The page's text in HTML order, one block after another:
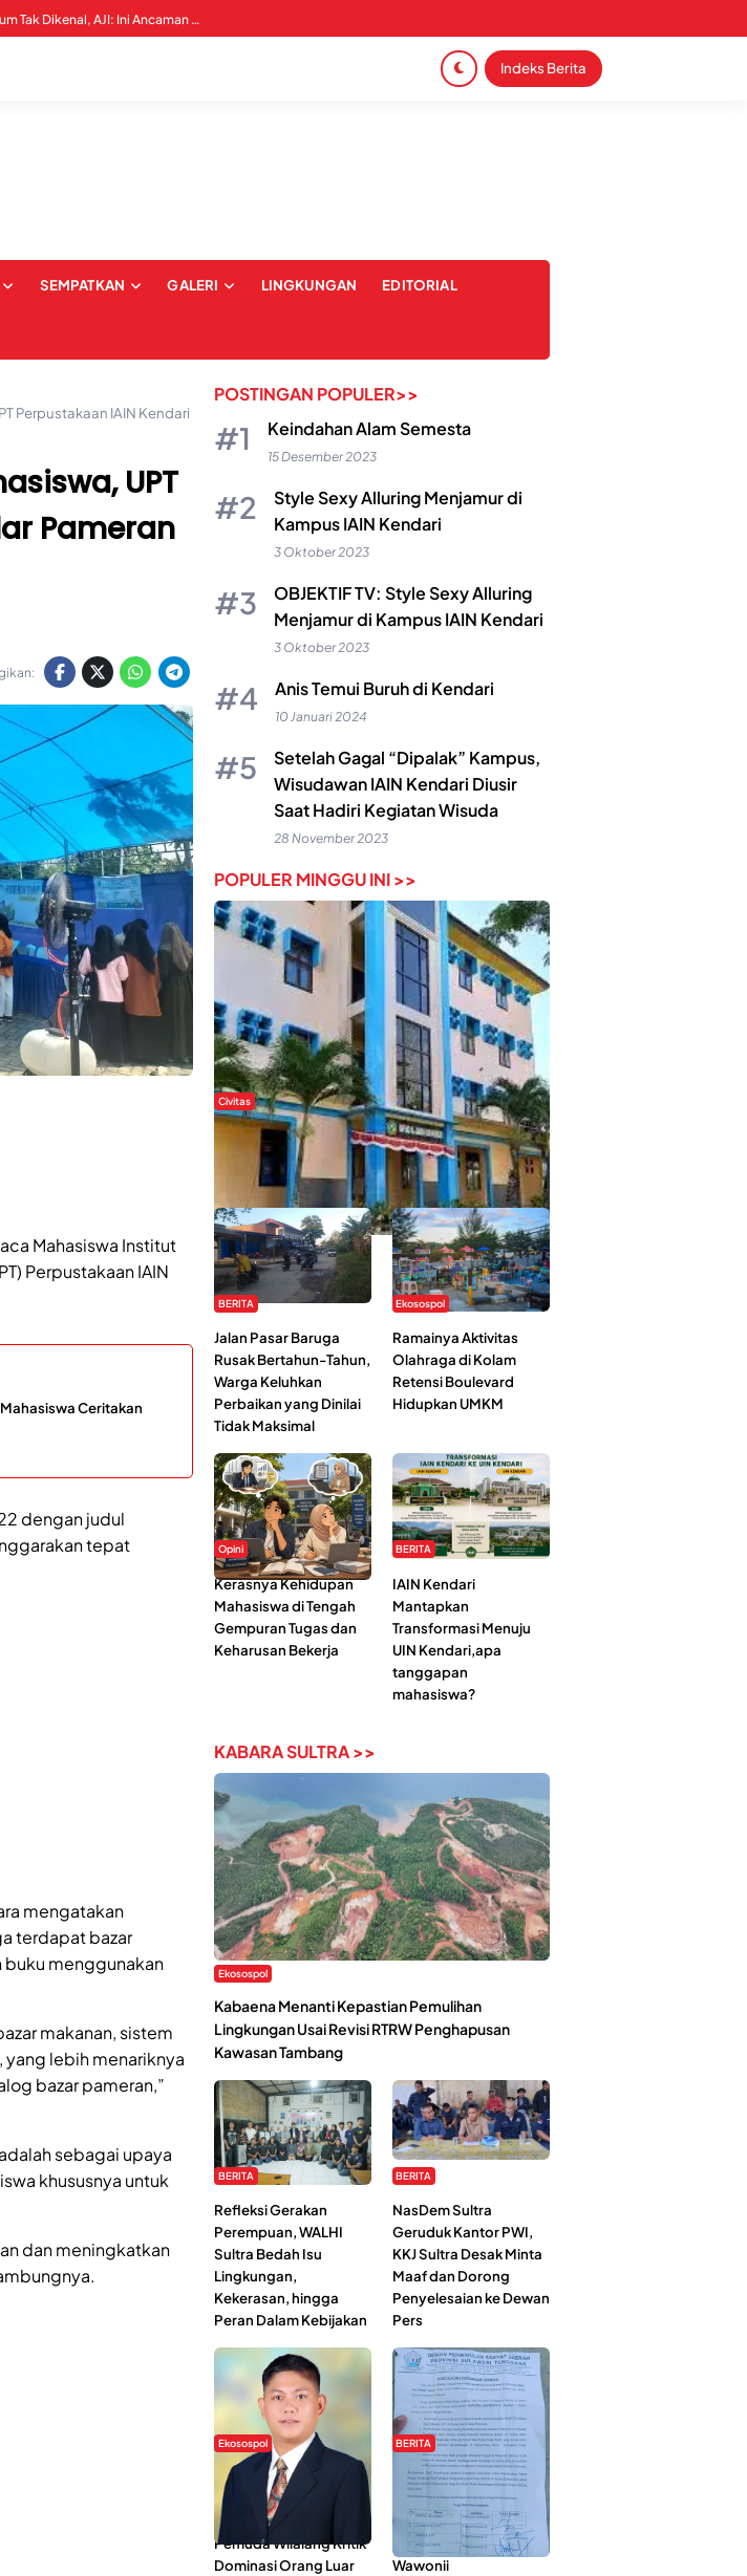
Upaya Pembungkaman Ketua Dema FEBI Hingga Oknum Tak Dikenal, AJI: Ini Ancaman Kebebebasan Pers
Indeks Berita
SEMPATKAN GALERI LINGKUNGAN EDITORIAL
Perpustakaan IAIN Kendari
UPT
Pameran
Mahasiswa Institut
Perpustakaan IAIN
Ceritakan
dengan judul
tepat
mengatakan
terdapat bazar
buku menggunakan
makanan, sistem
lebih menariknya
bazar pameran,”
sebagai upaya
khususnya untuk
dan meningkatkan
POSTINGAN POPULER>>
Keindahan Alam Semesta
15 Desember 2023
Style Sexy Alluring Menjamur di
Kampus IAIN Kendari
3 Oktober 2023
OBJEKTIF TV: Style Sexy Alluring
Menjamur di Kampus IAIN Kendari
3 Oktober 2023
Anis Temui Buruh di Kendari
10 Januari 2024
Setelah Gagal “Dipalak” Kampus,
Wisudawan IAIN Kendari Diusir
Saat Hadiri Kegiatan Wisuda
28 November 2023
POPULER MINGGU INI >>
Civitas
Di Balik Kehidupan Ma’had Al-Jami’ah UIN
Kendari : Mahasiswa Ceritakan Manfaat dan
Tantangan
BERITA
Jalan Pasar Baruga
Rusak Bertahun-Tahun,
Warga Keluhkan
Perbaikan yang Dinilai
Tidak Maksimal
Ekosospol
Ramainya Aktivitas
Olahraga di Kolam
Retensi Boulevard
Hidupkan UMKM
Opini
Kerasnya Kehidupan
Mahasiswa di Tengah
Gempuran Tugas dan
Keharusan Bekerja
BERITA
IAIN Kendari
Mantapkan
Transformasi Menuju
UIN Kendari,apa
tanggapan
mahasiswa?
KABARA SULTRA >>
Ekosospol
Kabaena Menanti Kepastian Pemulihan
Lingkungan Usai Revisi RTRW Penghapusan
Kawasan Tambang
BERITA
Refleksi Gerakan
Perempuan, WALHI
Sultra Bedah Isu
Lingkungan,
Kekerasan, hingga
Peran Dalam Kebijakan
BERITA
NasDem Sultra
Geruduk Kantor PWI,
KKJ Sultra Desak Minta
Maaf dan Dorong
Penyelesaian ke Dewan
Pers
Ekosospol
Slogan Pemberdayaan
Lokal Dinilai Hanya
Pemanis, Tokoh
Pemuda Wilalang Kritik
Dominasi Orang Luar
BERITA
Hipmawani Bersama
DPRD Sultra Sepakati
RDP Perihal IUP
Pertambangan di Pulau
Wawonii